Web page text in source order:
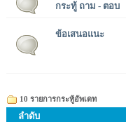
กระทู้ ถาม - ตอบ
ข้อเสนอแนะ
10 รายการกระทู้อัพเดท
ลำดับ